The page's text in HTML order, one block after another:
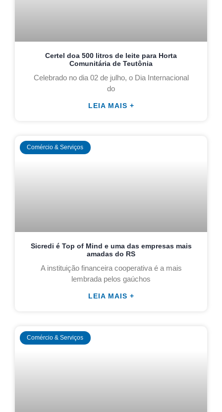
Certel doa 500 litros de leite para Horta
Comunitária de Teutônia
Celebrado no dia 02 de julho, o Dia Internacional
do
LEIA MAIS +
Comércio & Serviços
Sicredi é Top of Mind e uma das empresas mais
amadas do RS
A instituição financeira cooperativa é a mais
lembrada pelos gaúchos
LEIA MAIS +
Comércio & Serviços